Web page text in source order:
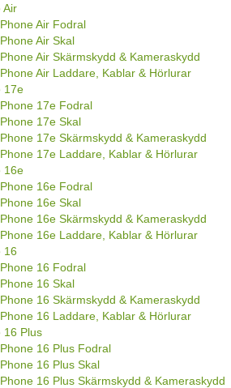
Air
Air Fodral
Air Skal
Air Skärmskydd & Kameraskydd
Air Laddare, Kablar & Hörlurar
17e
17e Fodral
17e Skal
17e Skärmskydd & Kameraskydd
17e Laddare, Kablar & Hörlurar
16e
16e Fodral
16e Skal
16e Skärmskydd & Kameraskydd
16e Laddare, Kablar & Hörlurar
16
16 Fodral
16 Skal
16 Skärmskydd & Kameraskydd
16 Laddare, Kablar & Hörlurar
16 Plus
16 Plus Fodral
16 Plus Skal
16 Plus Skärmskydd & Kameraskydd